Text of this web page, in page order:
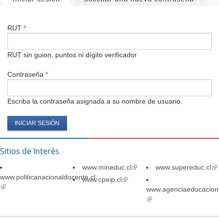
RUT *
RUT sin guion, puntos ni dígito verificador
Contraseña *
Escriba la contraseña asignada a su nombre de usuario.
Sitios de Interés
www.politicanacionaldocente.cl
(link
www.mineduc.cl(link
external)
www.supereduc.cl
www.cpeip.cl(link
external)(link